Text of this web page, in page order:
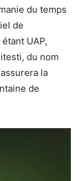
du temps
de
UAP,
du nom
la
de